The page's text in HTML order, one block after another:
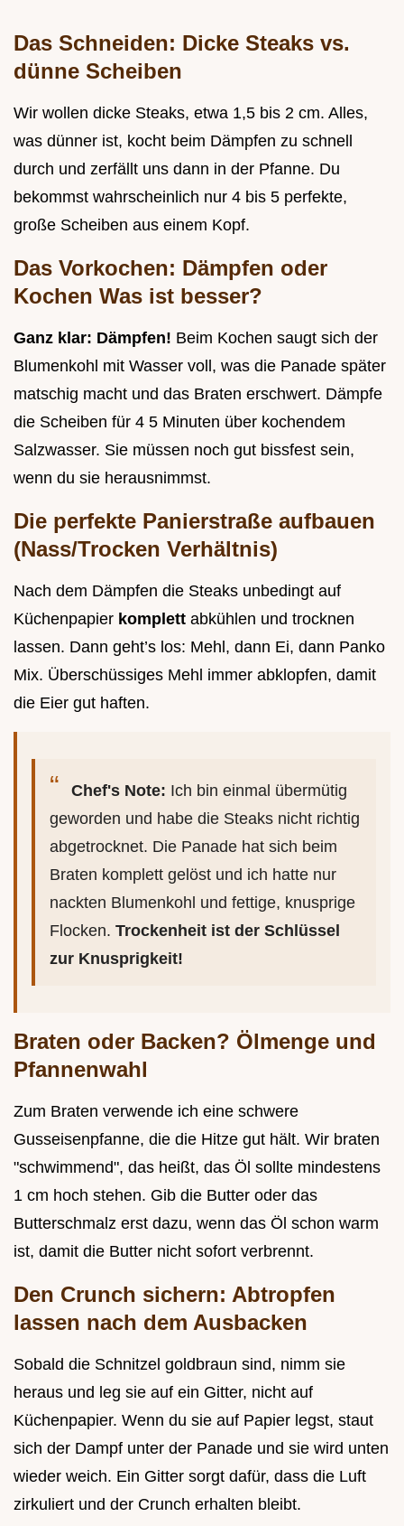
Das Schneiden: Dicke Steaks vs.
dünne Scheiben
Wir wollen dicke Steaks, etwa 1,5 bis 2 cm. Alles,
was dünner ist, kocht beim Dämpfen zu schnell
durch und zerfällt uns dann in der Pfanne. Du
bekommst wahrscheinlich nur 4 bis 5 perfekte,
große Scheiben aus einem Kopf.
Das Vorkochen: Dämpfen oder
Kochen Was ist besser?
Ganz klar: Dämpfen! Beim Kochen saugt sich der
Blumenkohl mit Wasser voll, was die Panade später
matschig macht und das Braten erschwert. Dämpfe
die Scheiben für 4 5 Minuten über kochendem
Salzwasser. Sie müssen noch gut bissfest sein,
wenn du sie herausnimmst.
Die perfekte Panierstraße aufbauen
(Nass/Trocken Verhältnis)
Nach dem Dämpfen die Steaks unbedingt auf
Küchenpapier komplett abkühlen und trocknen
lassen. Dann geht’s los: Mehl, dann Ei, dann Panko
Mix. Überschüssiges Mehl immer abklopfen, damit
die Eier gut haften.
Chef's Note: Ich bin einmal übermütig
geworden und habe die Steaks nicht richtig
abgetrocknet. Die Panade hat sich beim
Braten komplett gelöst und ich hatte nur
nackten Blumenkohl und fettige, knusprige
Flocken. Trockenheit ist der Schlüssel
zur Knusprigkeit!
Braten oder Backen? Ölmenge und
Pfannenwahl
Zum Braten verwende ich eine schwere
Gusseisenpfanne, die die Hitze gut hält. Wir braten
"schwimmend", das heißt, das Öl sollte mindestens
1 cm hoch stehen. Gib die Butter oder das
Butterschmalz erst dazu, wenn das Öl schon warm
ist, damit die Butter nicht sofort verbrennt.
Den Crunch sichern: Abtropfen
lassen nach dem Ausbacken
Sobald die Schnitzel goldbraun sind, nimm sie
heraus und leg sie auf ein Gitter, nicht auf
Küchenpapier. Wenn du sie auf Papier legst, staut
sich der Dampf unter der Panade und sie wird unten
wieder weich. Ein Gitter sorgt dafür, dass die Luft
zirkuliert und der Crunch erhalten bleibt.